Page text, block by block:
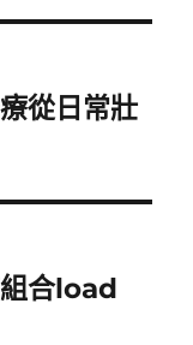
從日常壯
合load